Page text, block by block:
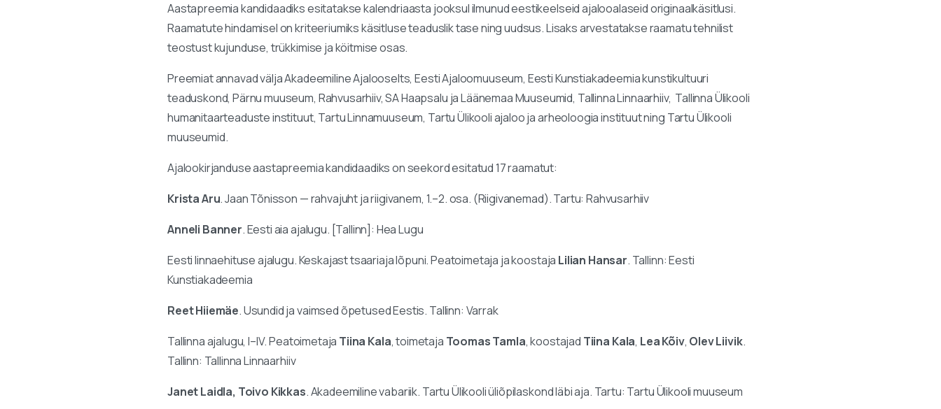
Aastapreemia kandidaadiks esitatakse kalendriaasta jooksul ilmunud eestikeelseid ajalooalaseid originaalkäsitlusi.
Raamatute hindamisel on kriteeriumiks käsitluse teaduslik tase ning uudsus. Lisaks arvestatakse raamatu tehnilist
teostust kujunduse, trükkimise ja köitmise osas.
Preemiat annavad välja Akadeemiline Ajalooselts, Eesti Ajaloomuuseum, Eesti Kunstiakadeemia kunstikultuuri
teaduskond, Pärnu muuseum, Rahvusarhiiv, SA Haapsalu ja Läänemaa Muuseumid, Tallinna Linnaarhiiv, Tallinna Ülikooli
humanitaarteaduste instituut, Tartu Linnamuuseum, Tartu Ülikooli ajaloo ja arheoloogia instituut ning Tartu Ülikooli
muuseumid.
Ajalookirjanduse aastapreemia kandidaadiks on seekord esitatud 17 raamatut:
Krista Aru. Jaan Tõnisson — rahvajuht ja riigivanem, 1.–2. osa. (Riigivanemad). Tartu: Rahvusarhiiv
Anneli Banner. Eesti aia ajalugu. [Tallinn]: Hea Lugu
Eesti linnaehituse ajalugu. Keskajast tsaariaja lõpuni. Peatoimetaja ja koostaja Lilian Hansar. Tallinn: Eesti
Kunstiakadeemia
Reet Hiiemäe. Usundid ja vaimsed õpetused Eestis. Tallinn: Varrak
Tallinna ajalugu, I–IV. Peatoimetaja Tiina Kala, toimetaja Toomas Tamla, koostajad Tiina Kala, Lea Kõiv, Olev Liivik.
Tallinn: Tallinna Linnaarhiiv
Janet Laidla, Toivo Kikkas. Akadeemiline vabariik. Tartu Ülikooli üliõpilaskond läbi aja. Tartu: Tartu Ülikooli muuseum